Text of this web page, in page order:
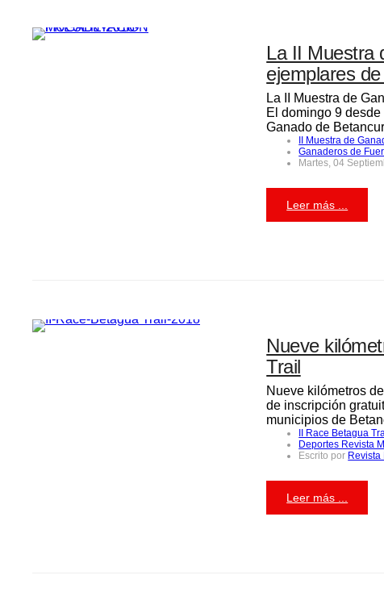
La II Muestra
ejemplares
La II Muestra de
El domingo 9
Ganado de
II Muestra de
Ganaderos de
Martes, 04
Leer más ...
Nueve
Trail
Nueve kilómetros
de inscripción
municipios de
II Race Betagua
Deportes Revista
Escrito por
Leer más ...